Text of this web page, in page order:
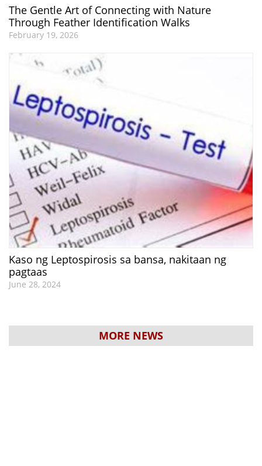
The Gentle Art of Connecting with Nature
Through Feather Identification Walks
February 19, 2026
Kaso ng Leptospirosis sa bansa, nakitaan ng
pagtaas
June 28, 2024
MORE NEWS